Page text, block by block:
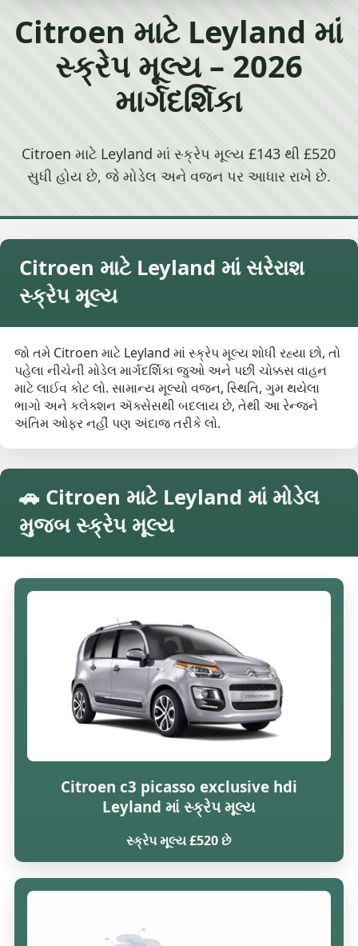
Citroen માટે Leyland માં
સ્ક્રેપ મૂલ્ય – 2026
માર્ગદર્શિકા
Citroen માટે Leyland માં સ્ક્રેપ મૂલ્ય £143 થી £520
સુધી હોય છે, જે મોડેલ અને વજન પર આધાર રાખે છે.
Citroen માટે Leyland માં સરેરાશ
સ્ક્રેપ મૂલ્ય
જો તમે Citroen માટે Leyland માં સ્ક્રેપ મૂલ્ય શોધી રહ્યા છો, તો
પહેલા નીચેની મોડેલ માર્ગદર્શિકા જુઓ અને પછી ચોક્કસ વાહન
માટે લાઈવ કોટ લો. સામાન્ય મૂલ્યો વજન, સ્થિતિ, ગુમ થયેલા
ભાગો અને કલેક્શન ઍક્સેસથી બદલાય છે, તેથી આ રેન્જને
અંતિમ ઓફર નહીં પણ અંદાજ તરીકે લો.
🚗 Citroen માટે Leyland માં મોડેલ
મુજબ સ્ક્રેપ મૂલ્ય
Citroen c3 picasso exclusive hdi
Leyland માં સ્ક્રેપ મૂલ્ય
સ્ક્રેપ મૂલ્ય £520 છે